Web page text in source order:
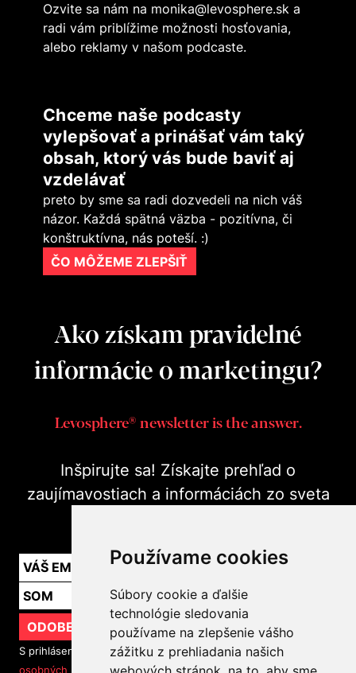
Používame cookies
Súbory cookie a ďalšie
technológie sledovania
používame na zlepšenie vášho
zážitku z prehliadania našich
Ozvite sa nám na monika@levosphere.sk a
radi vám priblížime možnosti hosťovania,
alebo reklamy v našom podcaste.
Chceme naše podcasty
vylepšovať a prinášať vám taký
obsah, ktorý vás bude baviť aj
vzdelávať
preto by sme sa radi dozvedeli na nich váš
názor. Každá spätná väzba - pozitívna, či
konštruktívna, nás poteší. :)
ČO MÔŽEME ZLEPŠIŤ
Ako získam pravidelné
informácie o marketingu?
Levosphere® newsletter is the answer.
Inšpirujte sa! Získajte prehľad o
zaujímavostiach a informáciách zo sveta
ODOBERAŤ
S prihlásením na odber noviniek súhlasíte so spracovaním
osobných údajov